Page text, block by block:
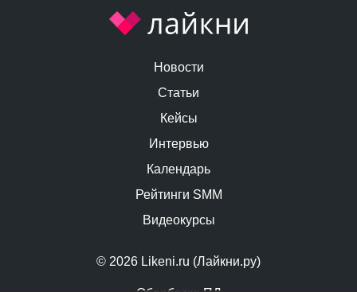
© 2026 Likeni.ru (Лайкни.ру)
Новости
Статьи
Кейсы
Интервью
Календарь
Рейтинги SMM
Видеокурсы